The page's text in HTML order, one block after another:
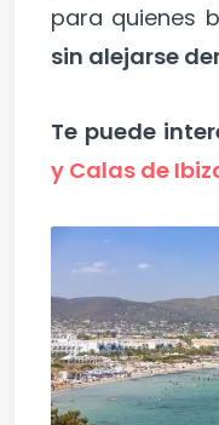
para quienes
sin alejarse
Te puede
y Calas de